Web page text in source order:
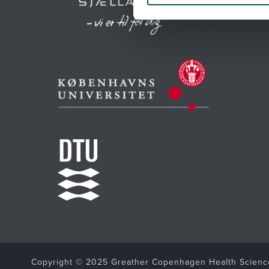
Copyright © 2025 Greather Copenhagen Health